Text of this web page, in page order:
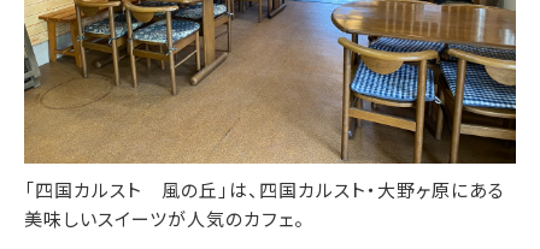
「四国カルスト 風の丘」は、四国カルスト・大野ヶ原にある
美味しいスイーツが人気のカフェ。